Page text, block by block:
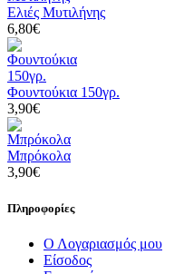
Ελιές Μυτιλήνης
6,80€
Φουντούκια 150γρ.
3,90€
Μπρόκολα
3,90€
Πληροφορίες
Ο Λογαριασμός μου
Είσοδος